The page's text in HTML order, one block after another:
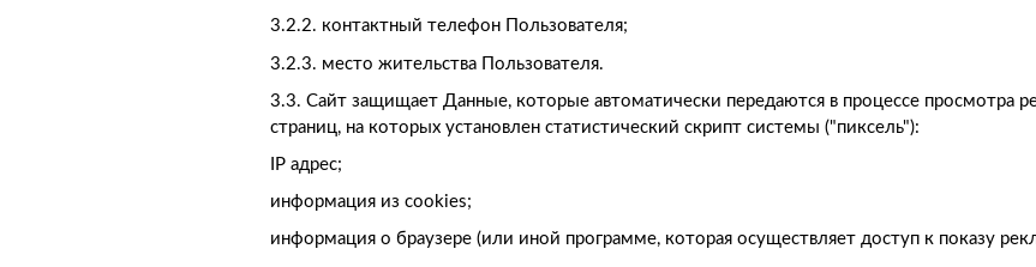
3.2.2. контактный телефон Пользователя;
3.2.3. место жительства Пользователя.
3.3. Сайт защищает Данные, которые автоматически передаются в процессе просмотра
страниц, на которых установлен статистический скрипт системы ("пиксель"):
IP адрес;
информация из cookies;
информация о браузере (или иной программе, которая осуществляет доступ к показу